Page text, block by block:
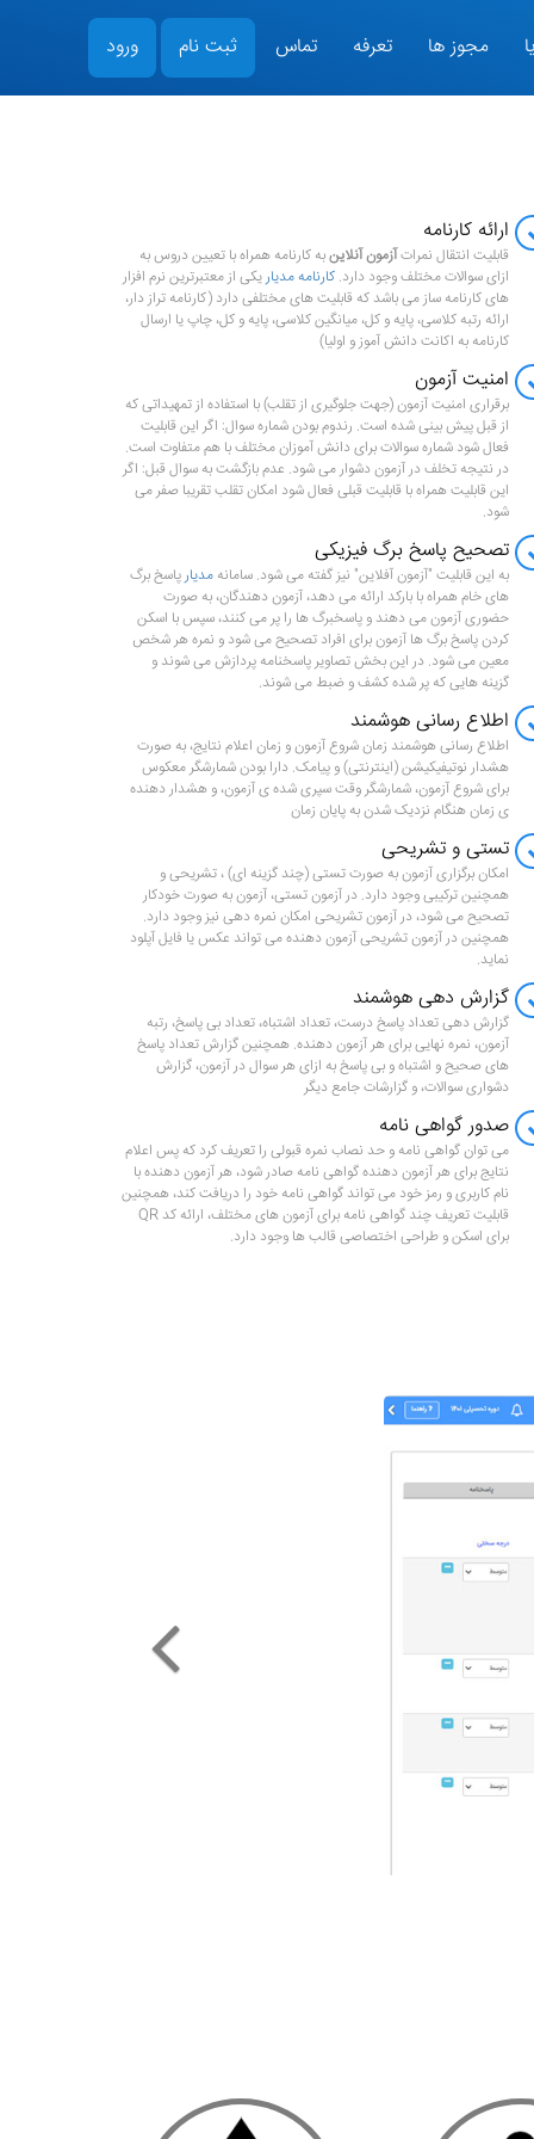
مجوز ها تعرفه تماس ثبت نام ورود
ارائه کارنامه
قابلیت انتقال نمراتآزمون آنلاینبه کارنامه همراه با تعیین دروس به
ازای سوالات مختلف وجود دارد. کارنامه مدیاریکی از معتبرترین نرم افزار
های کارنامه ساز می باشد که قابلیت های مختلفی دارد (کارنامه تراز دار،
ارائه رتبه کلاسی، پایه و کل، میانگین کلاسی، پایه و کل، چاپ یا ارسال
کارنامه به اکانت دانش آموز و اولیا)
امنیت آزمون
برقراری امنیت آزمون (جهت جلوگیری از تقلب) با استفاده از تمهیداتی که
از قبل پیش بینی شده است. رندوم بودن شماره سوال: اگر این قابلیت
فعال شود شماره سوالات برای دانش آموزان مختلف با هم متفاوت است.
در نتیجه تخلف در آزمون دشوار می شود. عدم بازگشت به سوال قبل: اگر
این قابلیت همراه با قابلیت قبلی فعال شود امکان تقلب تقریبا صفر می
شود.
تصحیح پاسخ برگ فیزیکی
به این قابلیت "آزمون آفلاین" نیز گفته می شود. سامانه مدیارپاسخ برگ
های خام همراه با بارکد ارائه می دهد، آزمون دهندگان، به صورت
حضوری آزمون می دهند و پاسخبرگ ها را پر می کنند، سپس با اسکن
کردن پاسخ برگ ها آزمون برای افراد تصحیح می شود و نمره هر شخص
معین می شود. در این بخش تصاویر پاسخنامه پردازش می شوند و
گزینه هایی که پر شده کشف و ضبط می شوند.
اطلاع رسانی هوشمند
اطلاع رسانی هوشمند زمان شروع آزمون و زمان اعلام نتایج، به صورت
هشدار نوتیفیکیشن (اینترنتی) و پیامک. دارا بودن شمارشگر معکوس
برای شروع آزمون، شمارشگر وقت سپری شده ی آزمون، و هشدار دهنده
ی زمان هنگام نزدیک شدن به پایان زمان
تستی و تشریحی
امکان برگزاری آزمون به صورت تستی (چند گزینه ای) ، تشریحی و
همچنین ترکیبی وجود دارد. در آزمون تستی، آزمون به صورت خودکار
تصحیح می شود، در آزمون تشریحی امکان نمره دهی نیز وجود دارد.
همچنین در آزمون تشریحی آزمون دهنده می تواند عکس یا فایل آپلود
نماید.
گزارش دهی هوشمند
گزارش دهی تعداد پاسخ درست، تعداد اشتباه، تعداد بی پاسخ، رتبه
آزمون، نمره نهایی برای هر آزمون دهنده. همچنین گزارش تعداد پاسخ
های صحیح و اشتباه و بی پاسخ به ازای هر سوال در آزمون، گزارش
دشواری سوالات، و گزارشات جامع دیگر
صدور گواهی نامه
می توان گواهی نامه و حد نصاب نمره قبولی را تعریف کرد که پس اعلام
نتایج برای هر آزمون دهنده گواهی نامه صادر شود، هر آزمون دهنده با
نام کاربری و رمز خود می تواند گواهی نامه خود را دریافت کند، همچنین
قابلیت تعریف چند گواهی نامه برای آزمون های مختلف، ارائه کد QR
برای اسکن و طراحی اختصاصی قالب ها وجود دارد.